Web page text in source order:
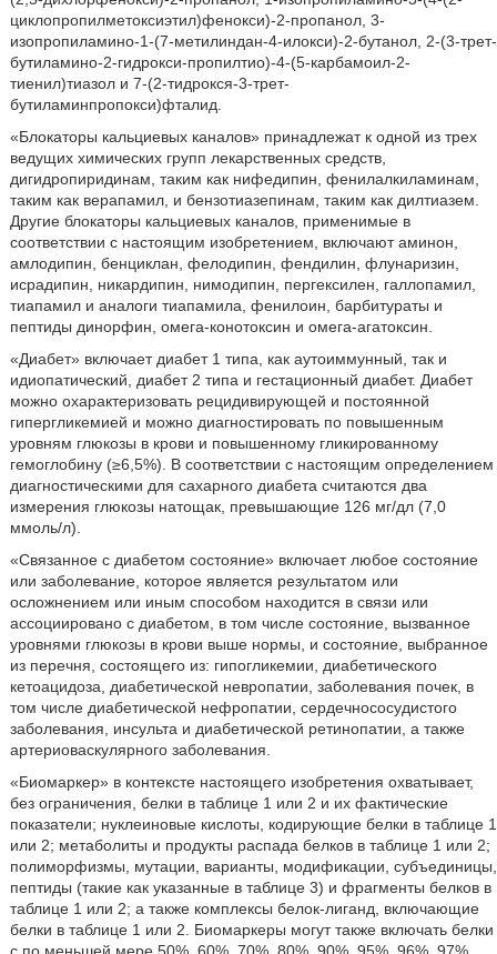
циклопропилметоксиэтил)фенокси)-2-пропанол, 3-
изопропиламино-1-(7-метилиндан-4-илокси)-2-бутанол, 2-(3-трет-
бутиламино-2-гидрокси-пропилтио)-4-(5-карбамоил-2-
тиенил)тиазол и 7-(2-тидрокся-3-трет-
бутиламинпропокси)фталид.
«Блокаторы кальциевых каналов» принадлежат к одной из трех
ведущих химических групп лекарственных средств,
дигидропиридинам, таким как нифедипин, фенилалкиламинам,
таким как верапамил, и бензотиазепинам, таким как дилтиазем.
Другие блокаторы кальциевых каналов, применимые в
соответствии с настоящим изобретением, включают аминон,
амлодипин, бенциклан, фелодипин, фендилин, флунаризин,
исрадипин, никардипин, нимодипин, пергексилен, галлопамил,
тиапамил и аналоги тиапамила, фенилоин, барбитураты и
пептиды динорфин, омега-конотоксин и омега-агатоксин.
«Диабет» включает диабет 1 типа, как аутоиммунный, так и
идиопатический, диабет 2 типа и гестационный диабет. Диабет
можно охарактеризовать рецидивирующей и постоянной
гипергликемией и можно диагностировать по повышенным
уровням глюкозы в крови и повышенному гликированному
гемоглобину (≥6,5%). В соответствии с настоящим определением
диагностическими для сахарного диабета считаются два
измерения глюкозы натощак, превышающие 126 мг/дл (7,0
ммоль/л).
«Связанное с диабетом состояние» включает любое состояние
или заболевание, которое является результатом или
осложнением или иным способом находится в связи или
ассоциировано с диабетом, в том числе состояние, вызванное
уровнями глюкозы в крови выше нормы, и состояние, выбранное
из перечня, состоящего из: гипогликемии, диабетического
кетоацидоза, диабетической невропатии, заболевания почек, в
том числе диабетической нефропатии, сердечнососудистого
заболевания, инсульта и диабетической ретинопатии, а также
артериоваскулярного заболевания.
«Биомаркер» в контексте настоящего изобретения охватывает,
без ограничения, белки в таблице 1 или 2 и их фактические
показатели; нуклеиновые кислоты, кодирующие белки в таблице 1
или 2; метаболиты и продукты распада белков в таблице 1 или 2;
полиморфизмы, мутации, варианты, модификации, субъединицы,
пептиды (такие как указанные в таблице 3) и фрагменты белков в
таблице 1 или 2; а также комплексы белок-лиганд, включающие
белки в таблице 1 или 2. Биомаркеры могут также включать белки